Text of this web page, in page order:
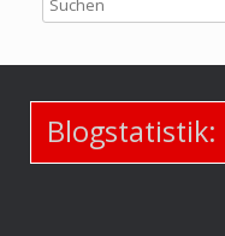
Blogstatistik: